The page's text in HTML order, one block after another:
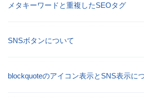
メタキーワードと重複したSEOタグ
SNSボタンについて
blockquoteのアイコン表示とSNS表示に